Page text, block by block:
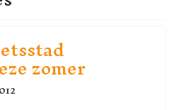
zomer